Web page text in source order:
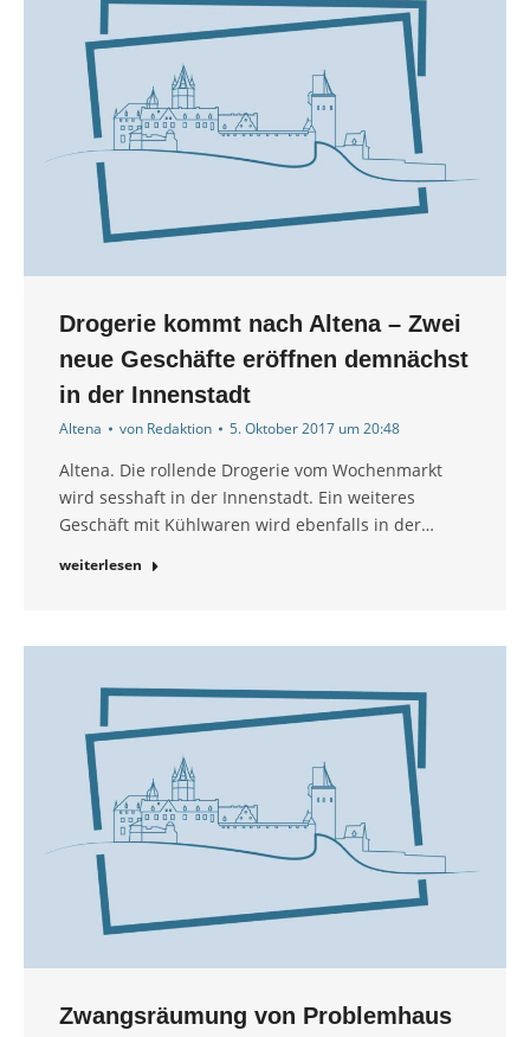
Drogerie kommt nach Altena – Zwei
neue Geschäfte eröffnen demnächst
in der Innenstadt
Altena von Redaktion 5. Oktober 2017 um 20:48
Altena. Die rollende Drogerie vom Wochenmarkt
wird sesshaft in der Innenstadt. Ein weiteres
Geschäft mit Kühlwaren wird ebenfalls in der…
weiterlesen
Zwangsräumung von Problemhaus